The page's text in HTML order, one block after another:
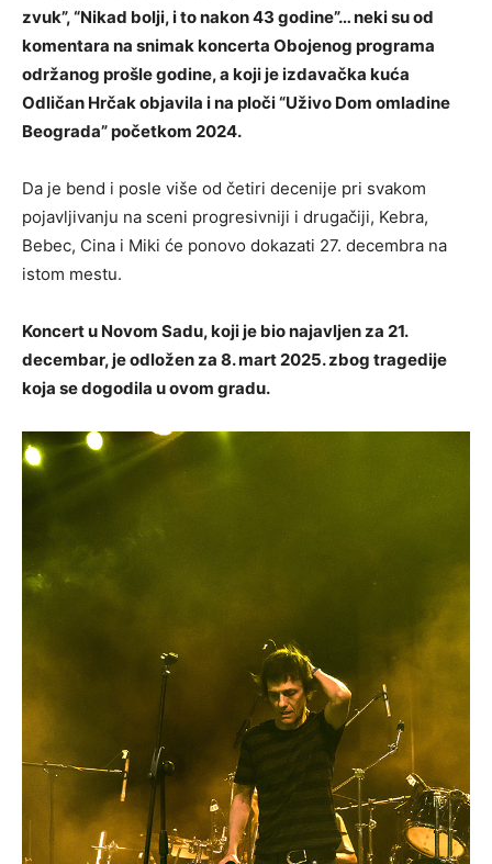
zvuk”, “Nikad bolji, i to nakon 43 godine”… neki su od
komentara na snimak koncerta Obojenog programa
održanog prošle godine, a koji je izdavačka kuća
Odličan Hrčak objavila i na ploči “Uživo Dom omladine
Beograda” početkom 2024.
Da je bend i posle više od četiri decenije pri svakom
pojavljivanju na sceni progresivniji i drugačiji, Kebra,
Bebec, Cina i Miki će ponovo dokazati 27. decembra na
istom mestu.
Koncert u Novom Sadu, koji je bio najavljen za 21.
decembar, je odložen za 8. mart 2025. zbog tragedije
koja se dogodila u ovom gradu.